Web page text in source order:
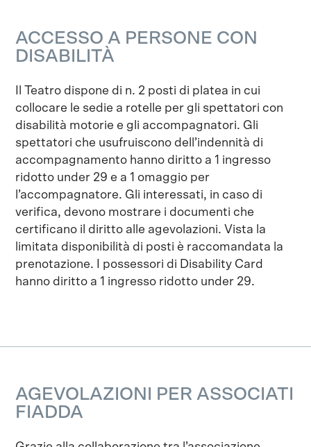
ACCESSO A PERSONE CON
DISABILITÀ
Il Teatro dispone di n. 2 posti di platea in cui
collocare le sedie a rotelle per gli spettatori con
disabilità motorie e gli accompagnatori. Gli
spettatori che usufruiscono dell’indennità di
accompagnamento hanno diritto a 1 ingresso
ridotto under 29 e a 1 omaggio per
l’accompagnatore. Gli interessati, in caso di
verifica, devono mostrare i documenti che
certificano il diritto alle agevolazioni. Vista la
limitata disponibilità di posti è raccomandata la
prenotazione. I possessori di Disability Card
hanno diritto a 1 ingresso ridotto under 29.
AGEVOLAZIONI PER ASSOCIATI
FIADDA